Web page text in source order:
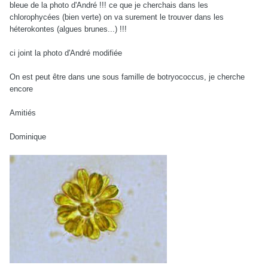
bleue de la photo d'André !!! ce que je cherchais dans les
chlorophycées (bien verte) on va surement le trouver dans les
héterokontes (algues brunes...) !!!
ci joint la photo d'André modifiée
On est peut être dans une sous famille de botryococcus, je cherche
encore
Amitiés
Dominique